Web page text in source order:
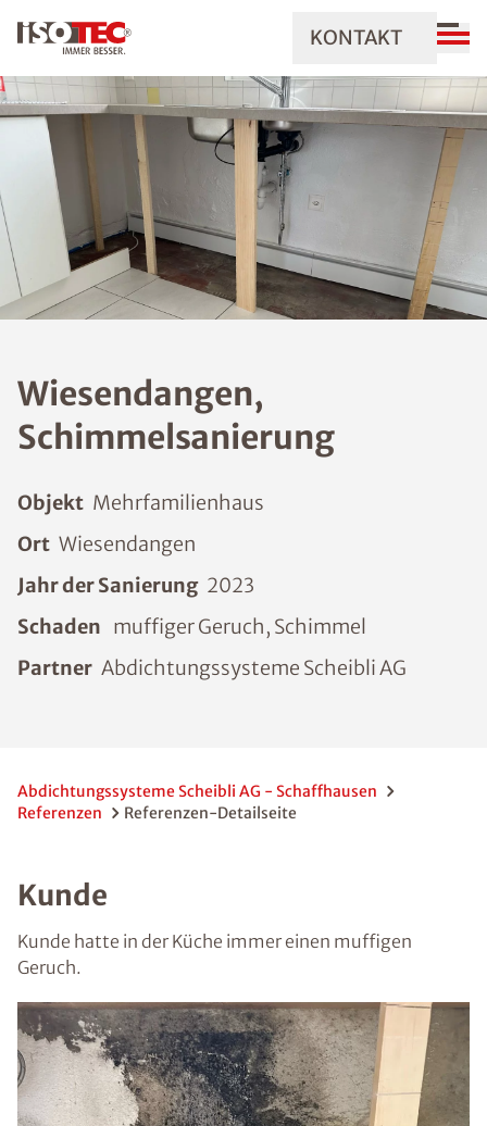
KONTAKT
Wiesendangen,
Schimmelsanierung
Objekt Mehrfamilienhaus
Ort Wiesendangen
Jahr der Sanierung 2023
Schaden muffiger Geruch, Schimmel
Partner Abdichtungssysteme Scheibli AG
Abdichtungssysteme Scheibli AG - Schaffhausen
Referenzen
Referenzen-Detailseite
Kunde
Kunde hatte in der Küche immer einen muffigen
Geruch.